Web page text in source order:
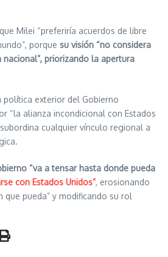
Milei “preferiría acuerdos de libre
porque su visión “no considera
priorizando la apertura
exterior del Gobierno
“la alianza incondicional con Estados
cualquier vínculo regional a
“va a tensar hasta donde pueda
con Estados Unidos”, erosionando
que pueda” y modificando su rol